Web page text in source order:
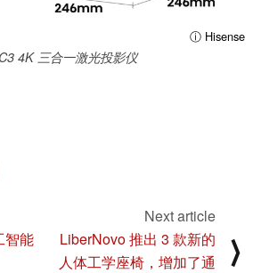
ⓘ Hisense
4K 三合一激光投影仪
智能
Next article
LiberNovo 推出 3 款新的
人体工学座椅，增加了通
⟩